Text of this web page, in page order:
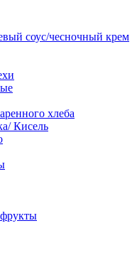
соус/чесночный крем
хлеба
Кисель